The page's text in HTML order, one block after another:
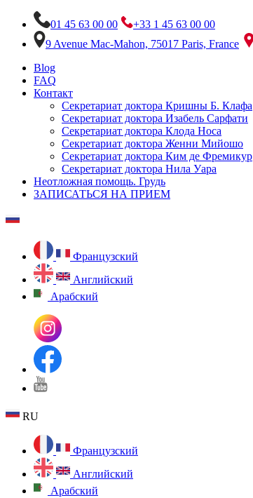
01 45 63 00 00
+33 1 45 63 00 00
9 Avenue Mac-Mahon, 75017 Paris, France
Blog
FAQ
Контакт
Секретариат доктора Кришны Б. Клафа
Секретариат доктора Изабель Сарфати
Секретариат доктора Клода Носа
Секретариат доктора Женни Мийошо
Секретариат доктора Ким де Фремикур
Секретариат доктора Нила Уара
Неотложная помощь. Грудь
ЗАПИСАТЬСЯ НА ПРИЕМ
Французский
Английский
Арабский
RU
Французский
Английский
Арабский